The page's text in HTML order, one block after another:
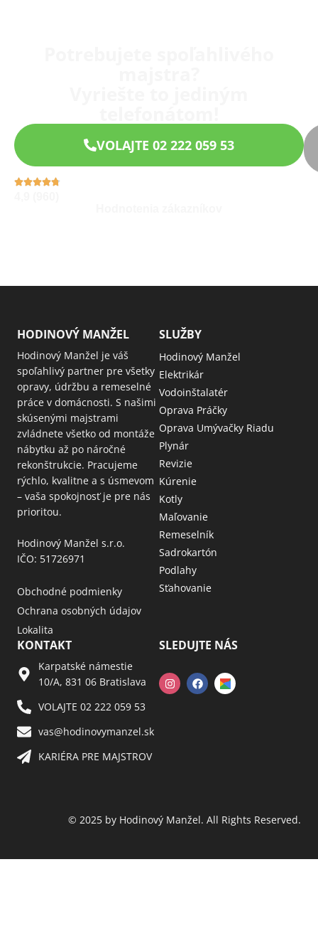
VOLAJTE 02 222 059 53
HODINOVÝ MANŽEL
Hodinový Manžel je váš
spoľahlivý partner pre všetky
opravy, údržbu a remeselné
práce v domácnosti. S našimi
skúsenými majstrami
zvládnete všetko od montáže
nábytku až po náročné
rekonštrukcie. Pracujeme
rýchlo, kvalitne a s úsmevom
– vaša spokojnosť je pre nás
prioritou.
Hodinový Manžel s.r.o.
IČO: 51726971
Obchodné podmienky
Ochrana osobných údajov
Lokalita
SLUŽBY
Hodinový Manžel
Elektrikár
Vodoinštalatér
Oprava Práčky
Oprava Umývačky Riadu
Plynár
Revizie
Kúrenie
Kotly
Maľovanie
Remeselník
Sadrokartón
Podlahy
Sťahovanie
KONTAKT
Karpatské námestie
10/A, 831 06 Bratislava
VOLAJTE 02 222 059 53​
vas@hodinovymanzel.sk​
KARIÉRA PRE MAJSTROV​
SLEDUJTE NÁS
© 2025 by Hodinový Manžel. All Rights Reserved.